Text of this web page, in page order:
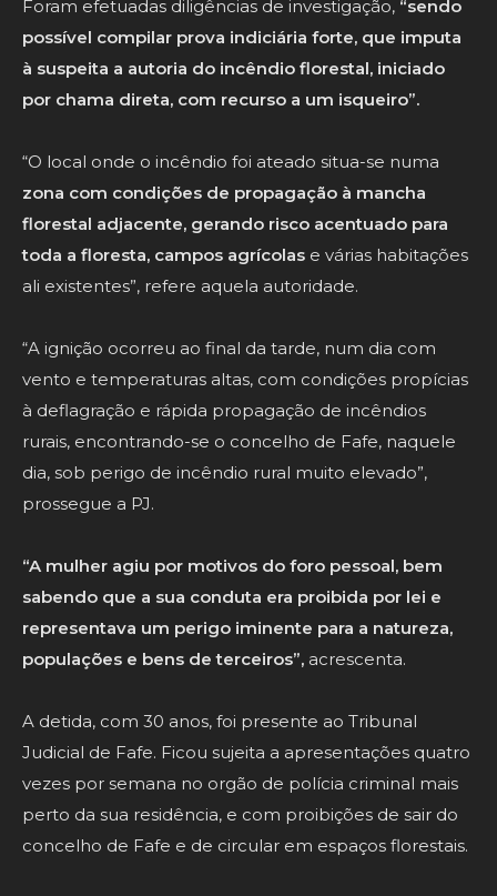
Foram efetuadas diligências de investigação, “sendo
possível compilar prova indiciária forte, que imputa
à suspeita a autoria do incêndio florestal, iniciado
por chama direta, com recurso a um isqueiro”.
“O local onde o incêndio foi ateado situa-se numa
zona com condições de propagação à mancha
florestal adjacente, gerando risco acentuado para
toda a floresta, campos agrícolas e várias habitações
ali existentes”, refere aquela autoridade.
“A ignição ocorreu ao final da tarde, num dia com
vento e temperaturas altas, com condições propícias
à deflagração e rápida propagação de incêndios
rurais, encontrando-se o concelho de Fafe, naquele
dia, sob perigo de incêndio rural muito elevado”,
prossegue a PJ.
“A mulher agiu por motivos do foro pessoal, bem
sabendo que a sua conduta era proibida por lei e
representava um perigo iminente para a natureza,
populações e bens de terceiros”, acrescenta.
A detida, com 30 anos, foi presente ao Tribunal
Judicial de Fafe. Ficou sujeita a apresentações quatro
vezes por semana no orgão de polícia criminal mais
perto da sua residência, e com proibições de sair do
concelho de Fafe e de circular em espaços florestais.